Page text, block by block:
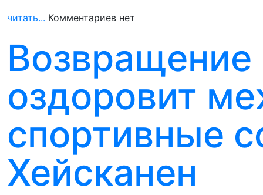
читать... Комментариев нет
Возвращение
оздоровит
спортивные
Хейсканен